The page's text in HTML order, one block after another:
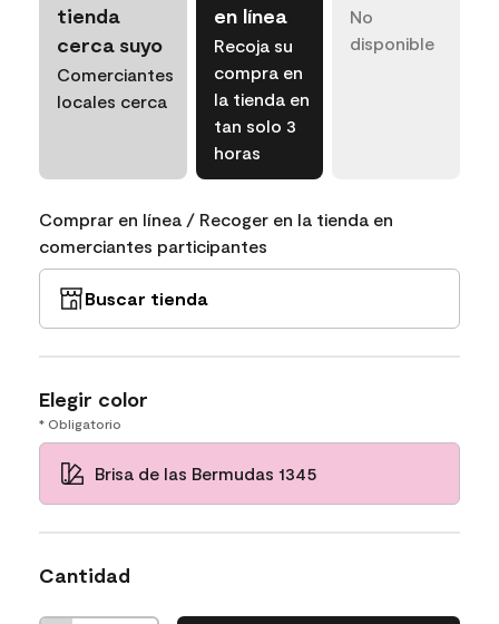
tienda
cerca suyo
Comerciantes
locales cerca
en línea
Recoja su
compra en
la tienda en
tan solo 3
horas
No
disponible
Comprar en línea / Recoger en la tienda en
comerciantes participantes
Buscar tienda
Elegir color
* Obligatorio
Brisa de las Bermudas 1345
Cantidad